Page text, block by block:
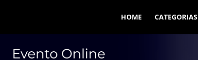
HOME CATEGORIAS